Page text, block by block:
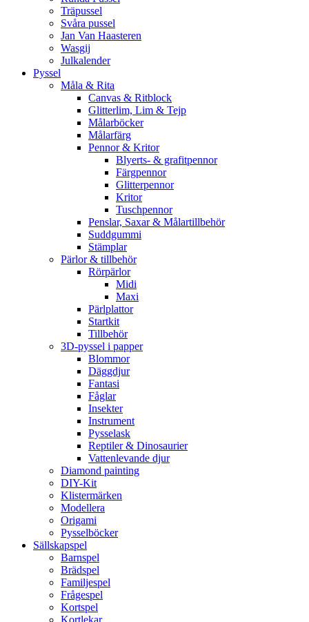
Träpussel
Svåra pussel
Jan Van Haasteren
Wasgij
Julkalender
Pyssel
Måla & Rita
Canvas & Ritblock
Glitterlim, Lim & Tejp
Målarböcker
Målarfärg
Pennor & Kritor
Blyerts- & grafitpennor
Färgpennor
Glitterpennor
Kritor
Tuschpennor
Penslar, Saxar & Målartillbehör
Suddgummi
Stämplar
Pärlor & tillbehör
Rörpärlor
Midi
Maxi
Pärlplattor
Startkit
Tillbehör
3D-pyssel i papper
Blommor
Däggdjur
Fantasi
Fåglar
Insekter
Instrument
Pysselask
Reptiler & Dinosaurier
Vattenlevande djur
Diamond painting
DIY-Kit
Klistermärken
Modellera
Origami
Pysselböcker
Sällskapspel
Barnspel
Brädspel
Familjespel
Frågespel
Kortspel
Kortlekar